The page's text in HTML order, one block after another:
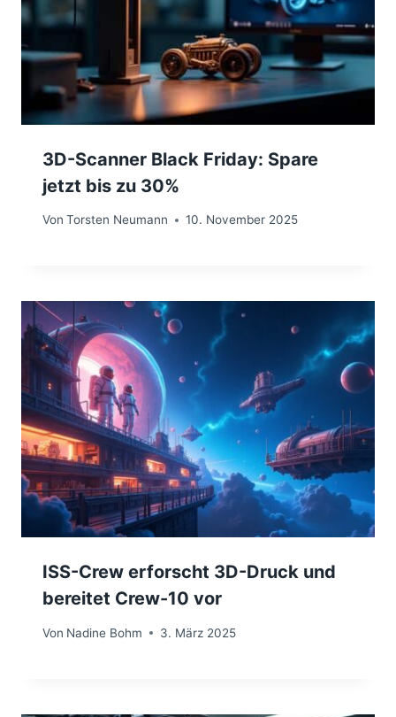
3D-Scanner Black Friday: Spare
jetzt bis zu 30%
Von Torsten Neumann 10. November 2025
ISS-Crew erforscht 3D-Druck und
bereitet Crew-10 vor
Von Nadine Bohm 3. März 2025